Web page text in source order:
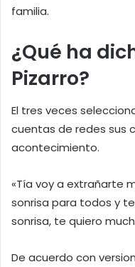
familia.
¿Qué ha
Pizarro?
El tres veces
cuentas de redes sus
acontecimiento.
«Tía voy a extrañarte
sonrisa para todos y
sonrisa, te quiero
De acuerdo con